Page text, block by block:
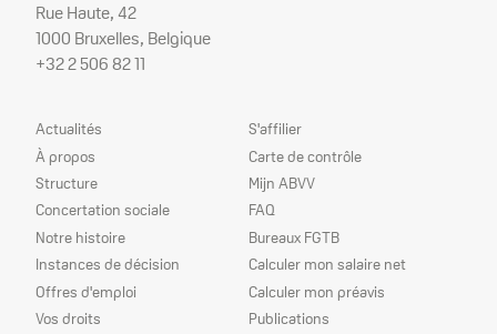
Rue Haute, 42
1000 Bruxelles, Belgique
+32 2 506 82 11
Plan
du
site
Actualités
À propos
Structure
Concertation sociale
Notre histoire
Instances de décision
Offres d'emploi
Vos droits
Nos
services
S'affilier
Carte de contrôle
Mijn ABVV
FAQ
Bureaux FGTB
Calculer mon salaire net
Calculer mon préavis
Publications